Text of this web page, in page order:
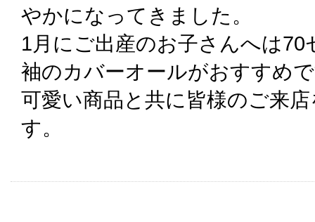
やかになってきました。
1月にご出産のお子さんへは
袖のカバーオールがおすすめ
可愛い商品と共に皆様のご来
す。